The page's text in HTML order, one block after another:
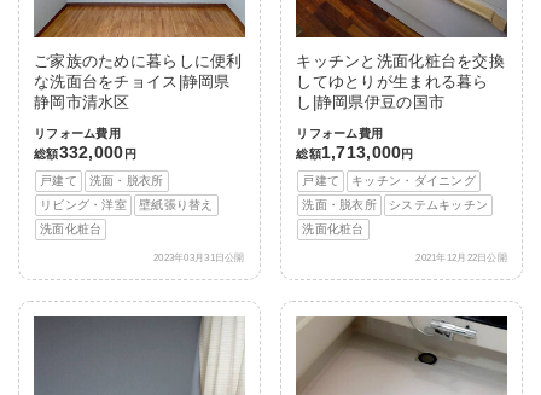
ご家族のために暮らしに便利
な洗面台をチョイス|静岡県
静岡市清水区
リフォーム費用
総額332,000 円
戸建て
洗面・脱衣所
リビング・洋室
壁紙張り替え
洗面化粧台
2023年03月31日公開
キッチンと洗面化粧台を交換
してゆとりが生まれる暮ら
し|静岡県伊豆の国市
リフォーム費用
総額1,713,000円
戸建て
キッチン・ダイニング
洗面・脱衣所
システムキッチン
洗面化粧台
2021年12月22日公開